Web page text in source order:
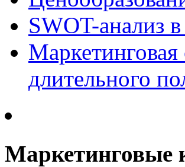
SWOT-анализ
Маркетинговая
длительного
Маркетинговые